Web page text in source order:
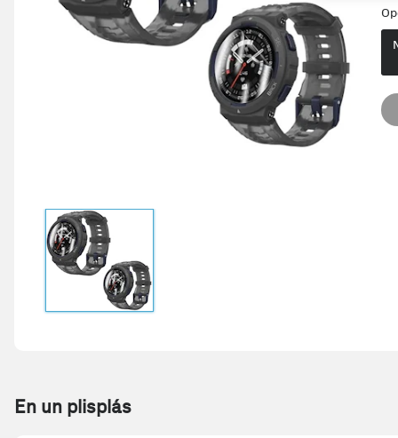
En un plisplás